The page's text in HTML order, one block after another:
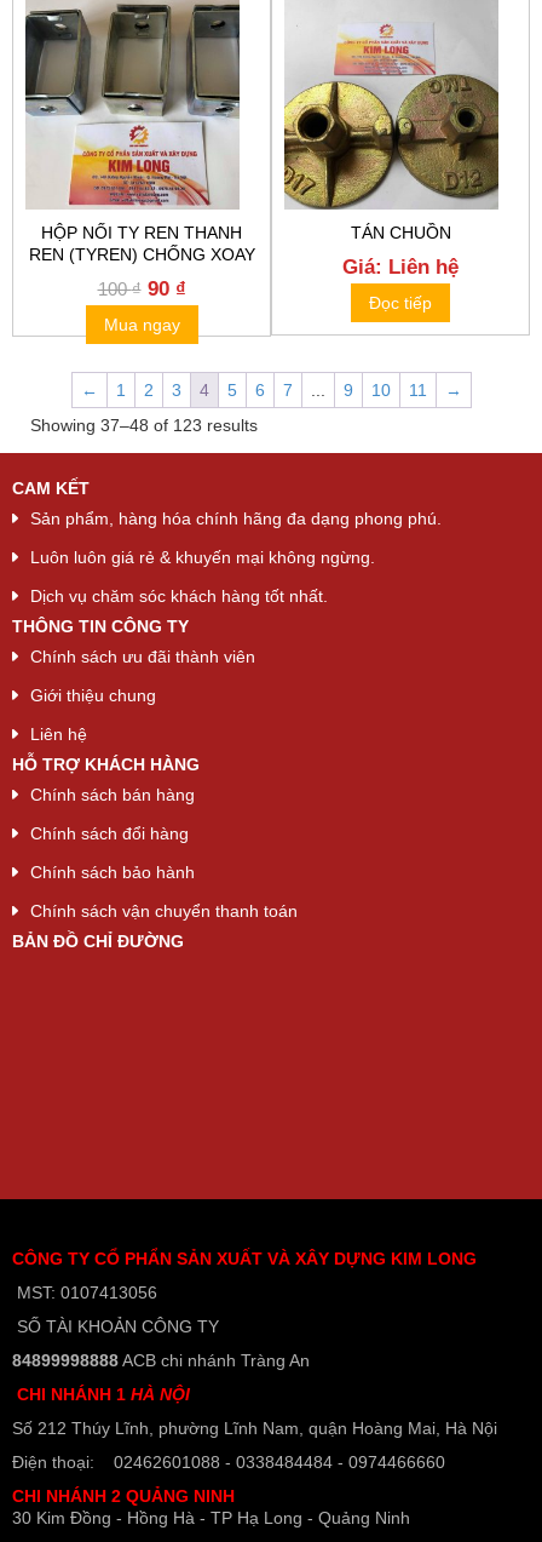
HỘP NỐI TY REN THANH
REN (TYREN) CHỐNG XOAY
100₫ Original
price
was:
90 ₫Current
price
is:
Mua ngay
TÁN CHUỒN
Giá: Liên hệ
Đọc tiếp
← 1 2 3 4 5 6 7 9 10 11
→
Showing 37–48 of 123 results
CAM KẾT
Sản phẩm, hàng hóa chính hãng đa dạng phong phú.
Luôn luôn giá rẻ & khuyến mại không ngừng.
Dịch vụ chăm sóc khách hàng tốt nhất.
THÔNG TIN CÔNG TY
Chính sách ưu đãi thành viên
Giới thiệu chung
Liên hệ
HỖ TRỢ KHÁCH HÀNG
Chính sách bán hàng
Chính sách đổi hàng
Chính sách bảo hành
Chính sách vận chuyển thanh toán
BẢN ĐỒ CHỈ ĐƯỜNG
CÔNG TY CỔ PHẨN SẢN XUẤT VÀ XÂY DỰNG KIM LONG
MST: 0107413056
SỐ TÀI KHOẢN CÔNG TY
84899998888ACB chi nhánh Tràng An
CHI NHÁNH 1 HÀ NỘI
Số 212 Thúy Lĩnh, phường Lĩnh Nam, quận Hoàng Mai, Hà Nội
Điện thoại: 02462601088 - 0338484484 - 0974466660
CHI NHÁNH 2 QUẢNG NINH
30 Kim Đồng - Hồng Hà - TP Hạ Long - Quảng Ninh